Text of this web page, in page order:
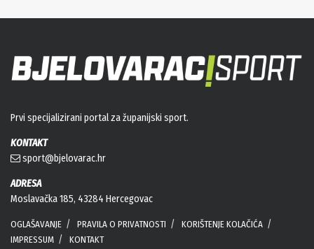
Prvi specijalizirani portal za županijski sport.
KONTAKT
sport@bjelovarac.hr
ADRESA
Moslavačka 185, 43284 Hercegovac
OGLAŠAVANJE PRAVILA O PRIVATNOSTI
KORIŠTENJE KOLAČIĆA
IMPRESSUM
KONTAKT